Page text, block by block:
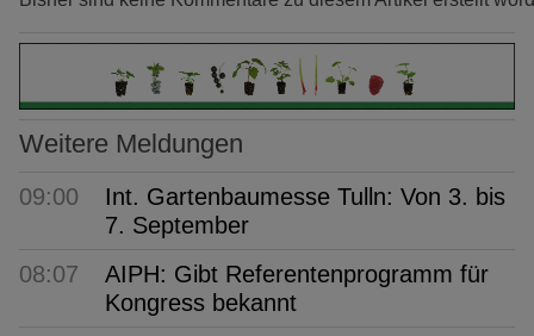
Weitere Meldungen
09:00
Int. Gartenbaumesse Tulln: Von 3. bis
7. September
08:07
AIPH: Gibt Referentenprogramm für
Kongress bekannt